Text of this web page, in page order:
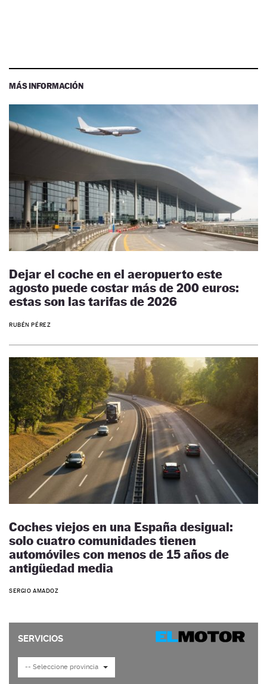
MÁS INFORMACIÓN
Dejar el coche en el aeropuerto este
agosto puede costar más de 200 euros:
estas son las tarifas de 2026
RUBÉN PÉREZ
Coches viejos en una España desigual:
solo cuatro comunidades tienen
automóviles con menos de 15 años de
antigüedad media
SERGIO AMADOZ